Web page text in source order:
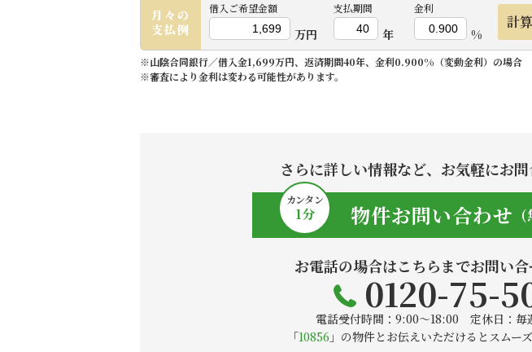
月々の
支払例
借入ご希望金額
万円
支払期間
年
金利
%
計算
※山陰合同銀行／借入金1,699万円、返済期間40年、金利0.900%（変動金利）の場合
※審査により金利は変わる可能性があります。
さらに詳しい情報など、 お気軽にお問
カンタン
1分 物件お問い合わせ (
お電話の場合はこちらまでお問い合
0120-75-
電話受付時間：9:00〜18:00 定休日：毎
「10856 」の物件とお伝えいただけると スムー